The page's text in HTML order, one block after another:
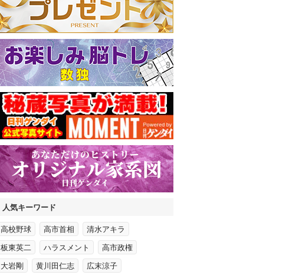
人気キーワード
高校野球 高市首相 清水アキラ
板東英二 ハラスメント 高市政権
大岩剛 黄川田仁志 広末涼子